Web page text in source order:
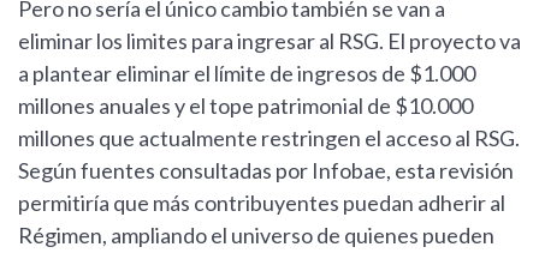
Pero no sería el único cambio también se van a
eliminar los limites para ingresar al RSG. El proyecto va
a plantear eliminar el límite de ingresos de $1.000
millones anuales y el tope patrimonial de $10.000
millones que actualmente restringen el acceso al RSG.
Según fuentes consultadas por Infobae, esta revisión
permitiría que más contribuyentes puedan adherir al
Régimen, ampliando el universo de quienes pueden